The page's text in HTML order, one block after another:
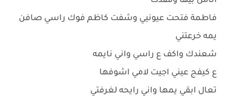
فاطمة فتحت عيونيي وشفت كاظم فوك راسي صافن
يمه خرعتني
شعندك واكف ع راسي واني نايمه
ع كيفج عيني اجيت لامي اشوفها
تعال ابقي يمها واني رايحه لغرفتي